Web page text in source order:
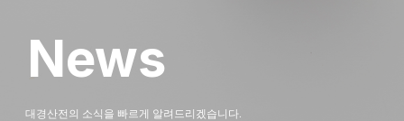
News
대경산전의 소식을 빠르게 알려드리겠습니다.